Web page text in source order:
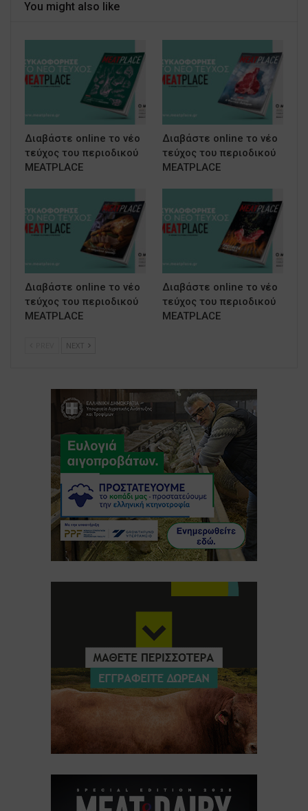
You might also like
Διαβάστε online το νέο
τεύχος του περιοδικού
MEATPLACE
Διαβάστε online το νέο
τεύχος του περιοδικού
MEATPLACE
Διαβάστε online το νέο
τεύχος του περιοδικού
MEATPLACE
Διαβάστε online το νέο
τεύχος του περιοδικού
MEATPLACE
NEXT